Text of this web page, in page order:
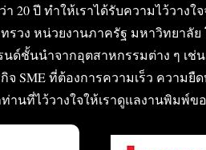
20 ปี ทำให้เราได้รับความไว้วา
รวง หน่วยงานภาครัฐ มหาวิทยาลัย
ด์ชั้นนำจากอุตสาหกรรมต่าง ๆ เช่
SME ที่ต้องการความเร็ว ความยื
านที่ไว้วางใจให้เราดูแลงานพิมพ์ข